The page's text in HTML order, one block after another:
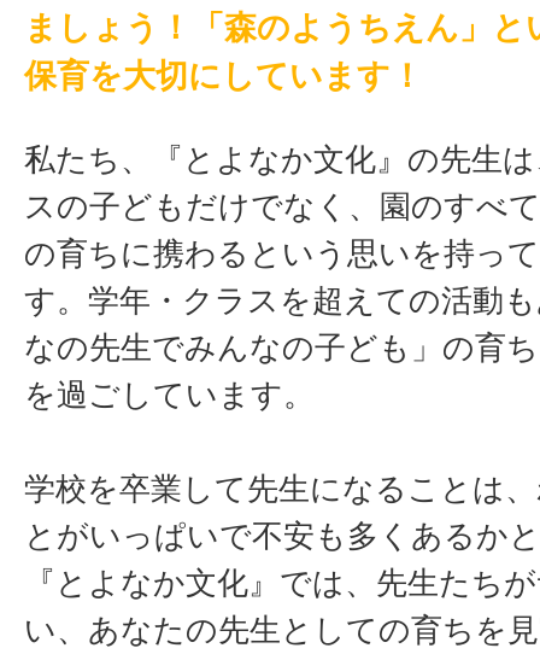
ましょう！「森のようちえん」と
保育を大切にしています！
私たち、『とよなか文化』の先生
スの子どもだけでなく、園のすべ
の育ちに携わるという思いを持っ
す。学年・クラスを超えての活動
なの先生でみんなの子ども」の育
を過ごしています。
学校を卒業して先生になることは
とがいっぱいで不安も多くあるか
『とよなか文化』では、先生たち
い、あなたの先生としての育ちを